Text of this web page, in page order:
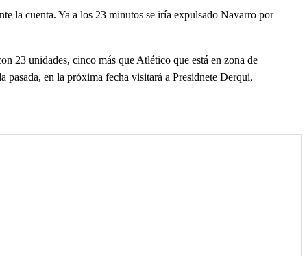
la cuenta. Ya a los 23 minutos se iría expulsado Navarro por
23 unidades, cinco más que Atlético que está en zona de
en la próxima fecha visitará a Presidnete Derqui,